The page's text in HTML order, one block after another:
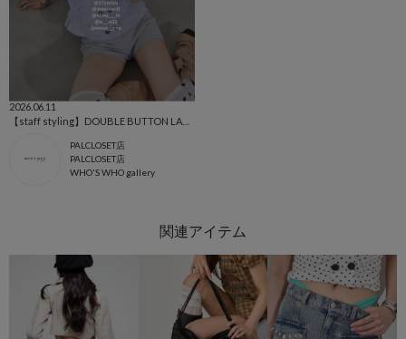
2026.06.11
PALCLOSET店
PALCLOSET店
WHO'S WHO gallery